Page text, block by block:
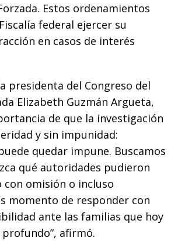
Estos ordenamientos
federal ejercer su
en casos de interés
presidenta del Congreso del
Elizabeth Guzmán Argueta,
de que la investigación
y sin impunidad:
quedar impune. Buscamos
qué autoridades pudieron
con omisión o incluso
momento de responder con
ante las familias que hoy
afirmó.